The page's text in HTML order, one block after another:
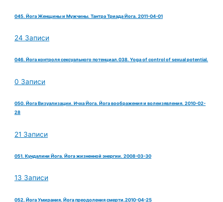
045. Йога Женщины и Мужчины. Тантра Триада Йога. 2011-04-01
24 Записи
046. Йога контроля сексуального потенциал.038. Yoga of control of sexual potential.
0 Записи
050. Йога Визуализации. Ичха Йога. Йога воображения и волеизявления. 2010-02-
28
21 Записи
051. Кундалини Йога. Йога жизненной энергии. 2008-03-30
13 Записи
052. Йога Умирания. Йога преодоления смерти.2010-04-25